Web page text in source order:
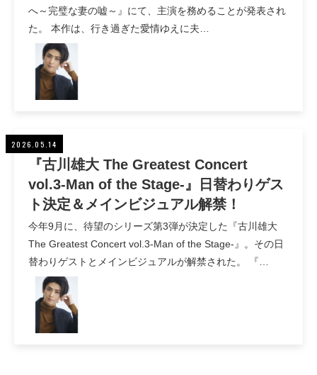
へ～完璧な妻の嘘～』にて、主演を務めることが発表され
た。 本作は、行き過ぎた愛情ゆえに夫…
2026.05.14
『古川雄大 The Greatest Concert
vol.3-Man of the Stage-』日替わりゲス
ト決定＆メインビジュアル解禁！
今年9月に、待望のシリーズ第3弾が決定した『古川雄大
The Greatest Concert vol.3-Man of the Stage-』。その日
替わりゲストとメインビジュアルが解禁された。 『…